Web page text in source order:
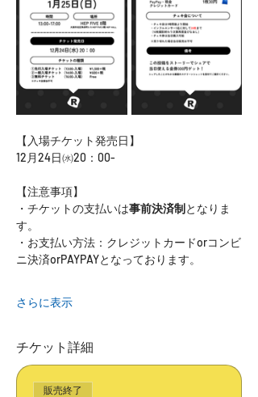
【入場チケット発売日】
12月24日㈬20：00-
【注意事項】
・チケットの支払いは事前決済制となりま
す。
・お支払い方法：クレジットカードorコンビ
ニ決済orPAYPAYとなっております。
さらに表示
チケット詳細
販売終了